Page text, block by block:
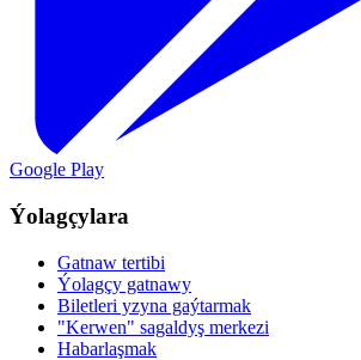
Google Play
Ýolagçylara
Gatnaw tertibi
Ýolagçy gatnawy
Biletleri yzyna gaýtarmak
"Kerwen" sagaldyş merkezi
Habarlaşmak